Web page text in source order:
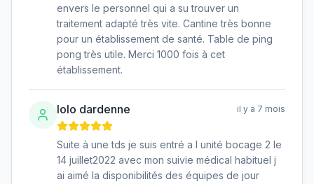
envers le personnel qui a su trouver un
traitement adapté très vite. Cantine très bonne
pour un établissement de santé. Table de ping
pong très utile. Merci 1000 fois à cet
établissement.
lolo dardenne il y a 7 mois
Suite à une tds je suis entré a l unité bocage 2 le
14 juillet2022 avec mon suivie médical habituel j
ai aimé la disponibilités des équipes de jour